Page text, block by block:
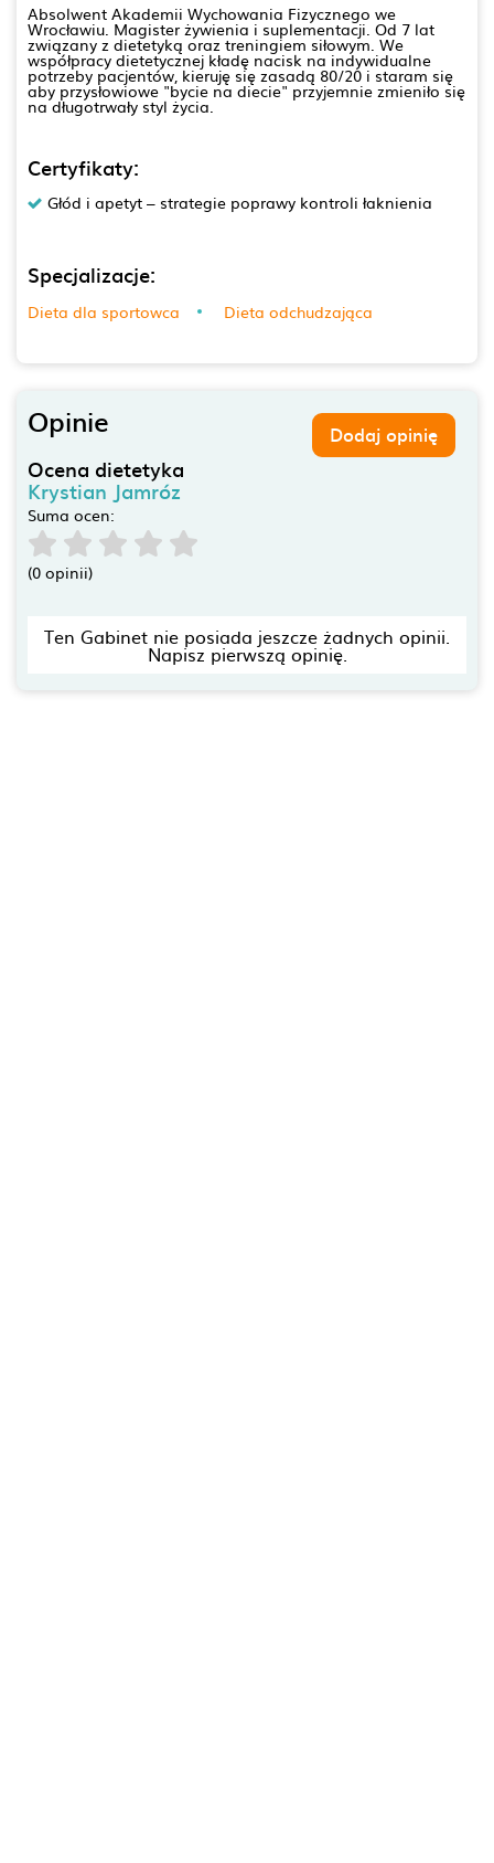
Absolwent Akademii Wychowania Fizycznego we
Wrocławiu. Magister żywienia i suplementacji. Od 7 lat
związany z dietetyką oraz treningiem siłowym. We
współpracy dietetycznej kładę nacisk na indywidualne
potrzeby pacjentów, kieruję się zasadą 80/20 i staram się
aby przysłowiowe "bycie na diecie" przyjemnie zmieniło się
na długotrwały styl życia.
Certyfikaty:
Głód i apetyt – strategie poprawy kontroli łaknienia
Specjalizacje:
Dieta dla sportowca Dieta odchudzająca
Opinie Dodaj opinię
Ocena dietetyka
Krystian Jamróz
Suma ocen:
(0 opinii)
Ten Gabinet nie posiada jeszcze żadnych opinii.
Napisz pierwszą opinię.